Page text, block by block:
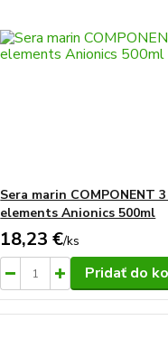
Sera marin COMPONENT
elements Anionics 500ml
18,23 €/ks
Pridať do